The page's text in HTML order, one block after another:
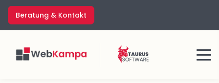
Zum
Inhalt
springen
Beratung & Kontakt
Menü